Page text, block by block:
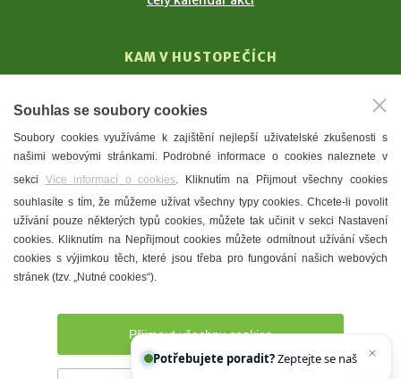
KAM V HUSTOPEČÍCH
T. G. Masaryk
Mandloně
Ubytování
Restaurace
Městské muzeum a galerie
Denní meníčka
Souhlas se soubory cookies
Soubory cookies využíváme k zajištění nejlepší uživatelské zkušenosti s
našimi webovými stránkami. Podrobné informace o cookies naleznete v
sekci Více informací o cookies. Kliknutím na Přijmout všechny cookies
souhlasíte s tím, že můžeme užívat všechny typy cookies. Chcete-li povolit
užívání pouze některých typů cookies, můžete tak učinit v sekci Nastavení
cookies. Kliknutím na Nepřijmout cookies můžete odmítnout užívání všech
cookies s výjimkou těch, které jsou třeba pro fungování našich webových
stránek (tzv. „Nutné cookies“).
Přijmout všechny cookies
Potřebujete poradit?